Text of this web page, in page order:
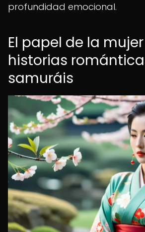
profundidad emocional.
El papel de la
historias
samuráis